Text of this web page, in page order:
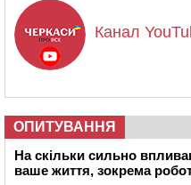
Канал
ОПИТУВАННЯ
На скільки сильно
ваше життя, зокрема